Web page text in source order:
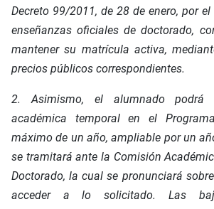
Decreto 99/2011, de 28 de enero, por
enseñanzas oficiales de doctorado,
mantener su matrícula activa,
precios públicos correspondientes.
2. Asimismo, el alumnado
académica temporal en el
máximo de un año, ampliable por un
se tramitará ante la Comisión
Doctorado, la cual se pronunciará
acceder a lo solicitado. Las